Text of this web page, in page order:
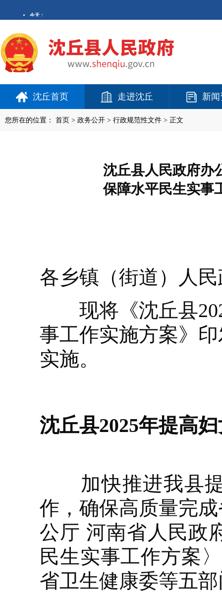
沈丘首页 走进沈丘 新
您所在的位置： 首页 > 政务公开 > 行政规范性文件 > 正文
沈丘县人民政府办
保障水平民生实事
各乡镇（街道）人
现将《沈丘县
事工作实施方案》
实施。
沈丘县2025年提高
加快推进我县提
作，确保高质量完
公厅 河南省人民政
民生实事工作方案
省卫生健康委等五